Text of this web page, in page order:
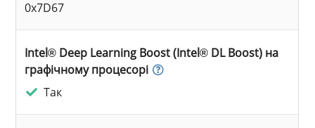
0x7D67
Intel® Deep Learning Boost (Intel® DL Boost) на
графічному процесорі
Так